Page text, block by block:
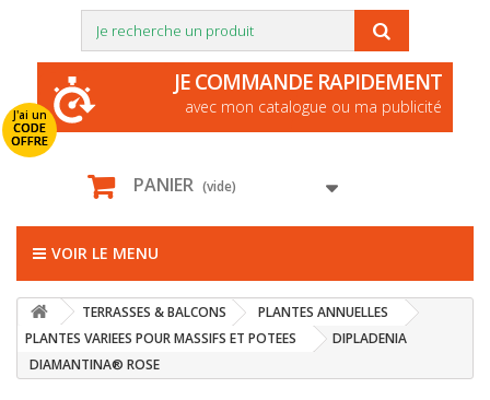
J'ai un
CODE
OFFRE
JE COMMANDE RAPIDEMENT
avec mon catalogue ou ma publicité
PANIER (vide)
VOIR LE MENU
TERRASSES & BALCONS
PLANTES ANNUELLES
PLANTES VARIEES POUR MASSIFS ET POTEES
DIPLADENIA
DIAMANTINA® ROSE